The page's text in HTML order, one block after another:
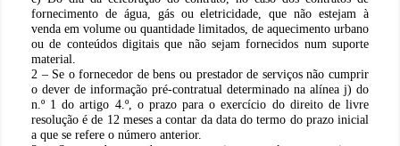
fornecimento de água, gás ou eletricidade, que não estejam à
venda em volume ou quantidade limitados, de aquecimento urbano
ou de conteúdos digitais que não sejam fornecidos num suporte
material.
2 – Se o fornecedor de bens ou prestador de serviços não cumprir
o dever de informação pré-contratual determinado na alínea j) do
n.º 1 do artigo 4.º, o prazo para o exercício do direito de livre
resolução é de 12 meses a contar da data do termo do prazo inicial
a que se refere o número anterior.